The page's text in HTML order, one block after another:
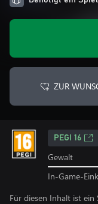
ZUR
PEGI 16
Gewalt
In-Game-
Für diesen Inhalt ist ein